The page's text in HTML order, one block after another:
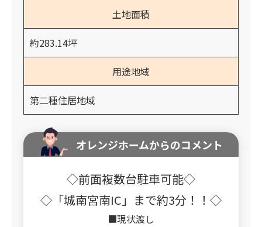
土地面積
約283.14坪
用途地域
第二種住居地域
オレンジホームからのコメント
◇前面複数台駐車可能◇
◇「城南宮南IC」まで約3分！！◇
■現状渡し